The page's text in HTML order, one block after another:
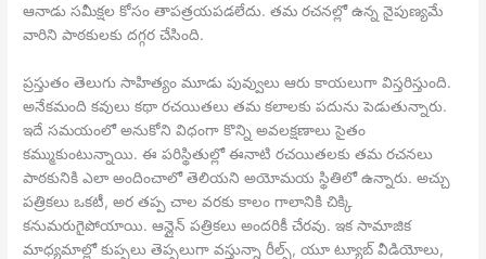
ఆనాడు సమీక్షల కోసం తాపత్రయపడలేదు. తమ రచనల్లో ఉన్న నైపుణ్యమే
వారిని పాఠకులకు దగ్గర చేసింది.
ప్రస్తుతం తెలుగు సాహిత్యం మూడు పువ్వులు ఆరు కాయలుగా విస్తరిస్తుంది.
అనేకమంది కవులు కథా రచయితలు తమ కలాలకు పదును పెడుతున్నారు.
ఇదే సమయంలో అనుకోని విధంగా కొన్ని అవలక్షణాలు సైతం
కమ్ముకుంటున్నాయి. ఈ పరిస్థితుల్లో ఈనాటి రచయితలకు తమ రచనలు
పాఠకునికి ఎలా అందించాలో తెలియని అయోమయ స్థితిలో ఉన్నారు. అచ్చు
పత్రికలు ఒకటీ, అర తప్ప చాల వరకు కాలం గాలానికి చిక్కి
కనుమరుగైపోయాయి. ఆన్లైన్ పత్రికలు అందరికీ చేరవు. ఇక సామాజిక
మాధ్యమాల్లో కుప్పలు తెప్పలుగా వస్తున్నా రీల్స్, యూ ట్యూబ్ వీడియోలు,